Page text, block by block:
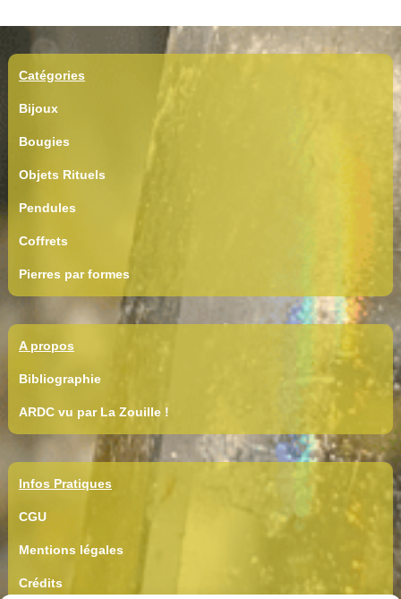
Catégories
Bijoux
Bougies
Objets Rituels
Pendules
Coffrets
Pierres par formes
A propos
Bibliographie
ARDC vu par La Zouille !
Infos Pratiques
CGU
Mentions légales
Crédits